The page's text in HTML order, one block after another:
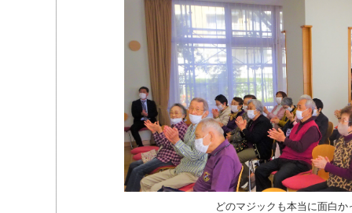
どのマジックも本当に面白か